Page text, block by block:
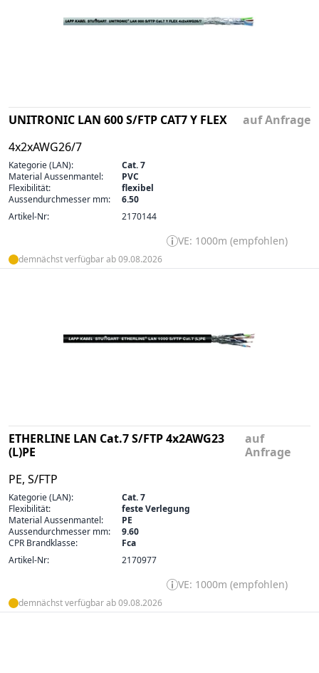
UNITRONIC LAN 600 S/FTP CAT7 Y FLEX
4x2xAWG26/7
auf Anfrage
Kategorie (LAN):
Cat. 7
Material Aussenmantel:
PVC
Flexibilität:
flexibel
Aussendurchmesser mm:
6.50
Artikel-Nr:
2170144
VE: 1000m (empfohlen)
demnächst verfügbar ab 09.08.2026
ETHERLINE LAN Cat.7 S/FTP 4x2AWG23
(L)PE
PE, S/FTP
auf
Anfrage
Kategorie (LAN):
Cat. 7
Flexibilität:
feste Verlegung
Material Aussenmantel:
PE
Aussendurchmesser mm:
9.60
CPR Brandklasse:
Fca
Artikel-Nr:
2170977
VE: 1000m (empfohlen)
demnächst verfügbar ab 09.08.2026